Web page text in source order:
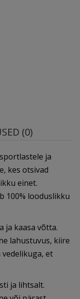
(0)
ja
kes otsivad
einet.
100% looduslikku
ja kaasa võtta.
lahustuvus, kiire
et
ja lihtsalt.